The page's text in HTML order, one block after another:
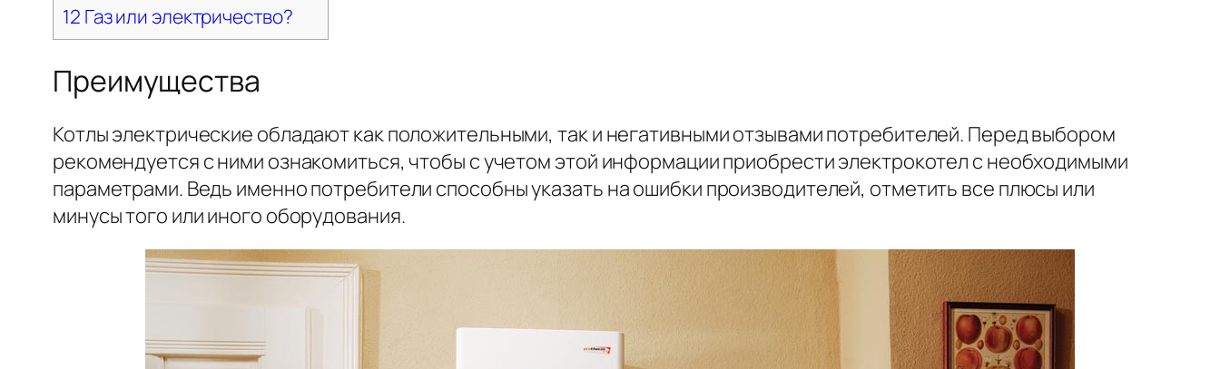
12 Газ или электричество?
Преимущества
Котлы электрические обладают как положительными, так и негативными отзывами потребителей. Перед выбором
рекомендуется с ними ознакомиться, чтобы с учетом этой информации приобрести электрокотел с необходимыми
параметрами. Ведь именно потребители способны указать на ошибки производителей, отметить все плюсы или
минусы того или иного оборудования.